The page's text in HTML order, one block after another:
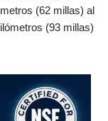
(62 millas) al
(93 millas)